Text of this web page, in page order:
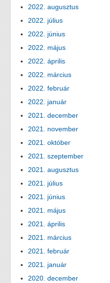
2022. augusztus
2022. július
2022. június
2022. május
2022. április
2022. március
2022. február
2022. január
2021. december
2021. november
2021. október
2021. szeptember
2021. augusztus
2021. július
2021. június
2021. május
2021. április
2021. március
2021. február
2021. január
2020. december